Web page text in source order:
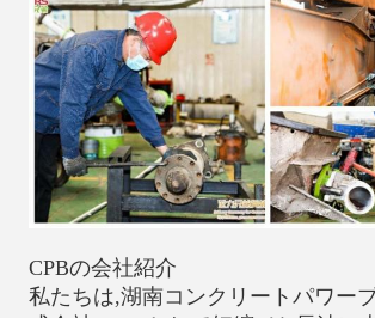
CPBの会社紹介
私たちは,湖南コンクリートパワー